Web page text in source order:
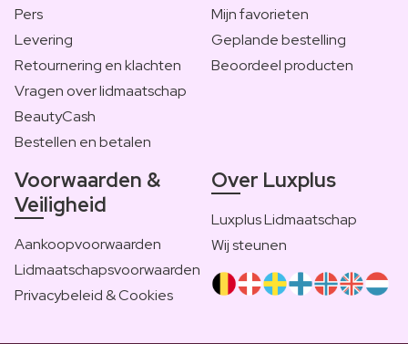
Pers
Levering
Retournering en klachten
Vragen over lidmaatschap
BeautyCash
Bestellen en betalen
Mijn favorieten
Geplande bestelling
Beoordeel producten
Voorwaarden &
Veiligheid
Aankoopvoorwaarden
Lidmaatschapsvoorwaarden
Privacybeleid & Cookies
Over Luxplus
Luxplus Lidmaatschap
Wij steunen